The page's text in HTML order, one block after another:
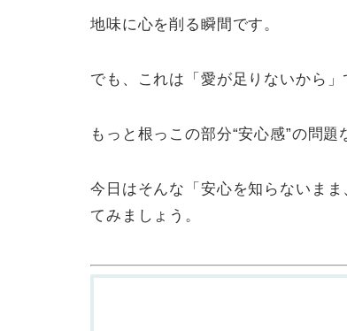
地味に心を削る瞬間です。
でも、これは「愛が足りないから
もっと根っこの部分“安心感”の問題
今日はそんな「安心を知らないま
てみましょう。